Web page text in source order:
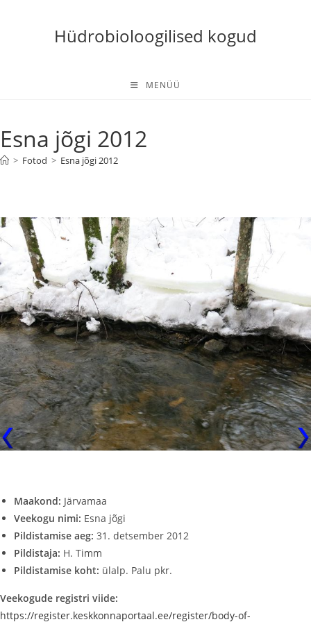
Hüdrobioloogilised kogud
MENÜÜ
Esna jõgi 2012
> Fotod > Esna jõgi 2012
Maakond: Järvamaa
Veekogu nimi: Esna jõgi
Pildistamise aeg: 31. detsember 2012
Pildistaja: H. Timm
Pildistamise koht: ülalp. Palu pkr.
Veekogude registri viide:
https://register.keskkonnaportaal.ee/register/body-of-